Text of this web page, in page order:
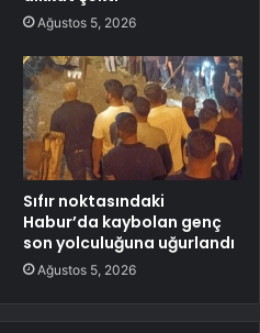
Ağustos 5, 2026
Sıfır noktasındaki
Habur’da kaybolan genç
son yolculuğuna uğurlandı
Ağustos 5, 2026